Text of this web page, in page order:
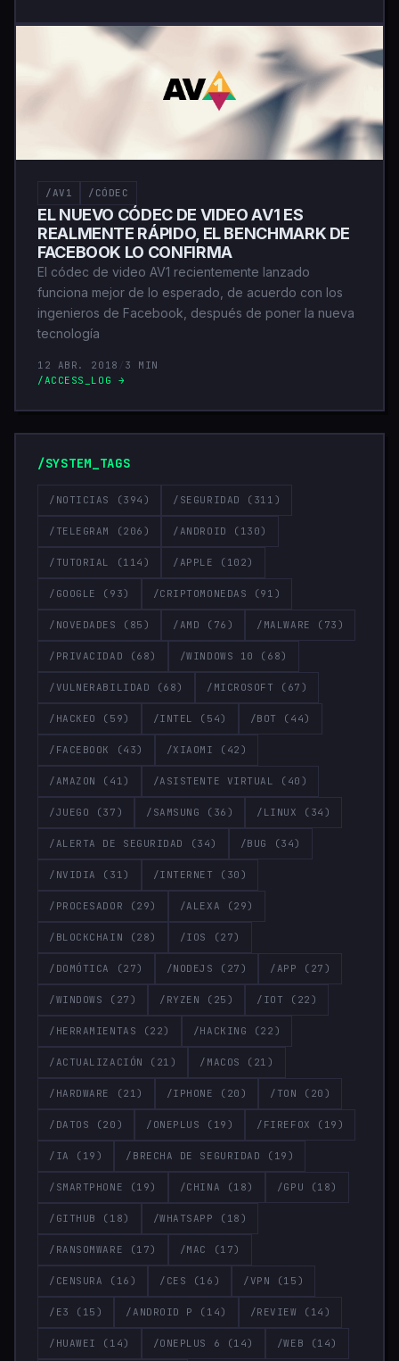
/AV1 /CÓDEC
EL NUEVO CÓDEC DE VIDEO AV1 ES
REALMENTE RÁPIDO, EL BENCHMARK DE
FACEBOOK LO CONFIRMA
El códec de video AV1 recientemente lanzado
funciona mejor de lo esperado, de acuerdo con los
ingenieros de Facebook, después de poner la nueva
tecnología
12 ABR. 2018
3 MIN
/ACCESS_LOG →
/SYSTEM_TAGS
/NOTICIAS (394) /SEGURIDAD (311)
/TELEGRAM (206) /ANDROID (130)
/TUTORIAL (114) /APPLE (102)
/GOOGLE (93) /CRIPTOMONEDAS (91)
/NOVEDADES (85) /AMD (76) /MALWARE (73)
/PRIVACIDAD (68) /WINDOWS 10 (68)
/VULNERABILIDAD (68) /MICROSOFT (67)
/HACKEO (59) /INTEL (54) /BOT (44)
/FACEBOOK (43) /XIAOMI (42)
/AMAZON (41) /ASISTENTE VIRTUAL (40)
/JUEGO (37) /SAMSUNG (36) /LINUX (34)
/ALERTA DE SEGURIDAD (34) /BUG (34)
/NVIDIA (31) /INTERNET (30)
/PROCESADOR (29) /ALEXA (29)
/BLOCKCHAIN (28) /IOS (27)
/DOMÓTICA (27) /NODEJS (27) /APP (27)
/WINDOWS (27) /RYZEN (25) /IOT (22)
/HERRAMIENTAS (22) /HACKING (22)
/ACTUALIZACIÓN (21) /MACOS (21)
/HARDWARE (21) /IPHONE (20) /TON (20)
/DATOS (20) /ONEPLUS (19) /FIREFOX (19)
/IA (19) /BRECHA DE SEGURIDAD (19)
/SMARTPHONE (19) /CHINA (18) /GPU (18)
/GITHUB (18) /WHATSAPP (18)
/RANSOMWARE (17) /MAC (17)
/CENSURA (16) /CES (16) /VPN (15)
/E3 (15) /ANDROID P (14) /REVIEW (14)
/HUAWEI (14) /ONEPLUS 6 (14) /WEB (14)